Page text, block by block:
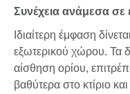
Συνέχεια ανάμεσα σε
Ιδιαίτερη έμφαση
εξωτερικού χώρου. Τα
αίσθηση ορίου,
βαθύτερα στο κτίριο